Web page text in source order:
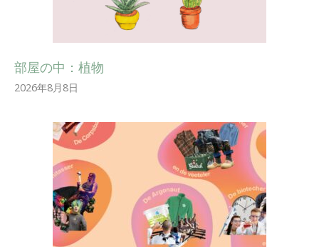
部屋の中：植物
2026年8月8日